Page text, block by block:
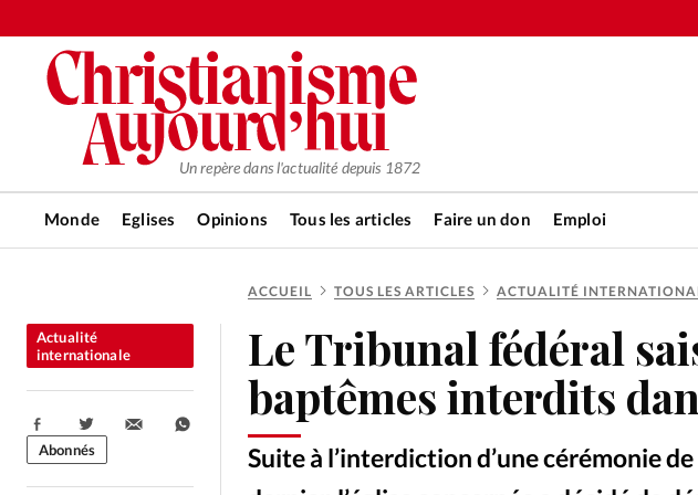
Un repère dans l'actualité depuis 1872
Monde Eglises Opinions Tous les articles Faire un don Emploi
RUBRIQUES
Tous les articles
Actualité chrétienne
Actualité internationale
ACCUEIL TOUS LES ARTICLES ACTUALITÉ
Le Tribunal fédéral
baptêmes interdits
Suite à l’interdiction d’une cérémonie
Actualité
internationale
Partager:
Abonnés